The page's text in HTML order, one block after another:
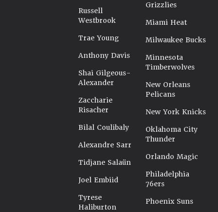
Russell
Westbrook
Trae Young
Anthony Davis
Shai Gilgeous-
Alexander
Zaccharie
Risacher
Bilal Coulibaly
Alexandre Sarr
Tidjane Salaün
Joel Embiid
Tyrese
Haliburton
Grizzlies
Miami Heat
Milwaukee Bucks
Minnesota
Timberwolves
New Orleans
Pelicans
New York Knicks
Oklahoma City
Thunder
Orlando Magic
Philadelphia
76ers
Phoenix Suns